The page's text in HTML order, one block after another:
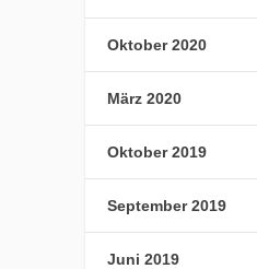
Oktober 2020
März 2020
Oktober 2019
September 2019
Juni 2019